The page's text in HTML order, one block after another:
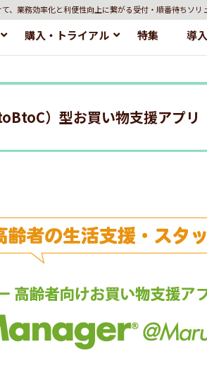
業務効率化と利便性向上に繋がる受付・順番待ちソリ
購入・トライアル 特集 導
）型お買い物支援アプ